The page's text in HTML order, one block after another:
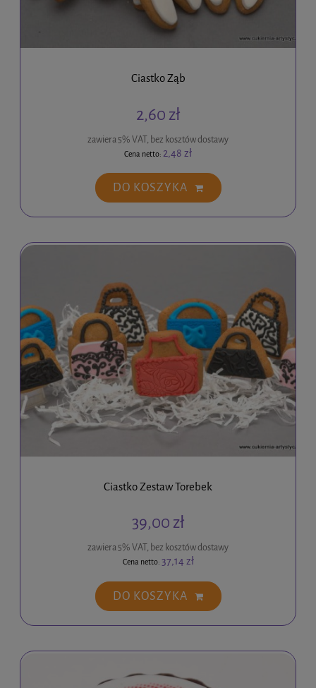
Ciastko Ząb
2,60 zł
zawiera 5% VAT, bez kosztów dostawy
Cena netto: 2,48 zł
DO KOSZYKA
Ciastko Zestaw Torebek
39,00 zł
zawiera 5% VAT, bez kosztów dostawy
Cena netto: 37,14 zł
DO KOSZYKA